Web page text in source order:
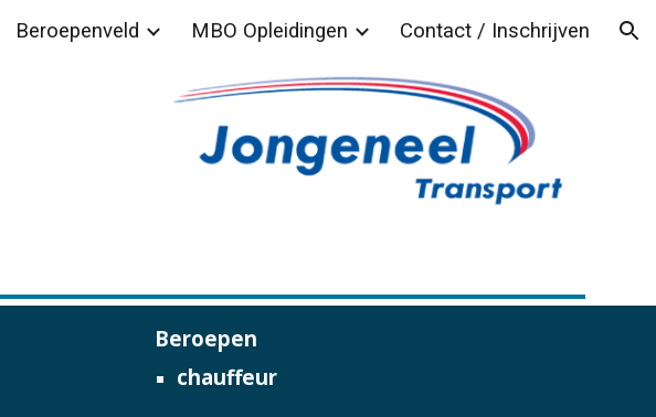
Skip to navigation
Beroepenveld MBO Opleidingen Contact / Inschrijven
Beroepen
chauffeur